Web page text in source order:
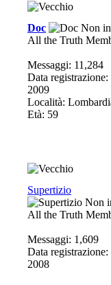
Doc
All the Truth
Messaggi: 11,284
Data registrazione:
2009
Località:
Età: 59
Supertizio
All the Truth
Messaggi: 1,609
Data
2008